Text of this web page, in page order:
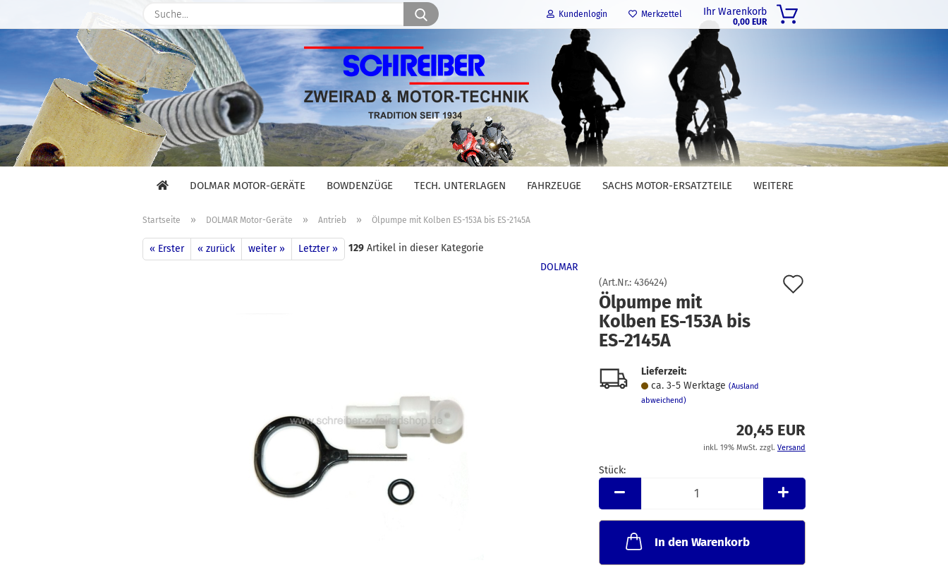
Kundenlogin
E-Mail
Passwort
Konto erstellen
Merkzettel
Suche... Ihr Warenkorb
0,00 EUR
DOLMAR MOTOR-GERÄTE BOWDENZÜGE TECH. UNTERLAGEN FAHRZEUGE SACHS MOTOR-ERSATZTEILE WEITERE
Startseite » DOLMAR Motor-Geräte » Antrieb » Ölpumpe mit Kolben ES-153A bis ES-2145A
« Erster « zurück weiter » Letzter » 129 Artikel in dieser Kategorie
DOLMAR
(Art.Nr.: 436424)
Ölpumpe mit
Kolben ES-153A bis
ES-2145A
Lieferzeit:
ca. 3-5 Werktage (Ausland
abweichend)
20,45 EUR
inkl. 19% MwSt. zzgl. Versand
Stück:
Stück
In den Warenkorb